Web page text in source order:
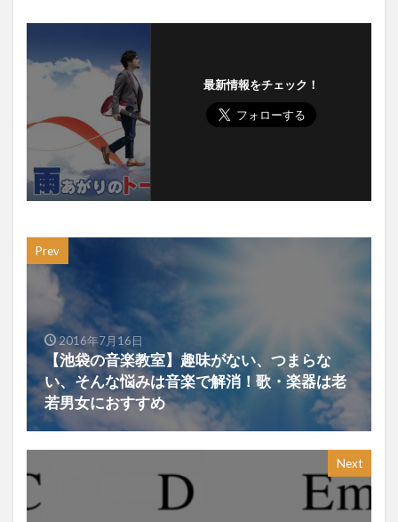
最新情報をチェック！
Prev
2016年7月16日
【池袋の音楽教室】趣味がない、つまらな
い、そんな悩みは音楽で解消！歌・楽器は老
若男女におすすめ
Next